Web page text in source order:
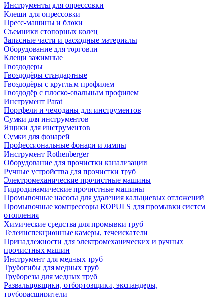
Инструменты для опрессовки
Клещи для опрессовки
Пресс-машины и блоки
Съемники стопорных колец
Запасные части и расходные материалы
Оборудование для торговли
Клещи зажимные
Гвоздодеры
Гвоздодёры стандартные
Гвоздодёры с круглым профилем
Гвоздодёр с плоско-овальным профилем
Инструмент Parat
Портфели и чемоданы для инструментов
Сумки для инструментов
Ящики для инструментов
Сумки для фонарей
Профессиональные фонари и лампы
Инструмент Rothenberger
Оборудование для прочистки канализации
Ручные устройства для прочистки труб
Электромеханические прочистные машины
Гидродинамические прочистные машины
Промывочные насосы для удаления кальциевых отложений
Промывочные компрессоры ROPULS для промывки систем
отопления
Химические средства для промывки труб
Телеинспекционные камеры, течеискатели
Принадлежности для электромеханических и ручных
прочистных машин
Инструмент для медных труб
Трубогибы для медных труб
Труборезы для медных труб
Развальцовщики, отбортовщики, экспандеры,
труборасширители